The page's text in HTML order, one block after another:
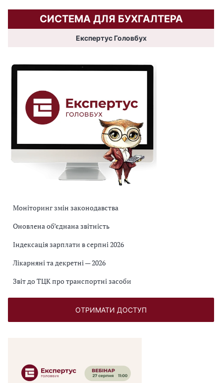
СИСТЕМА ДЛЯ БУХГАЛТЕРА
Експертус Головбух
Моніторинг змін законодавства
Оновлена об’єднана звітність
Індексація зарплати в серпні 2026
Лікарняні та декретні — 2026
Звіт до ТЦК про транспортні засоби
ОТРИМАТИ ДОСТУП